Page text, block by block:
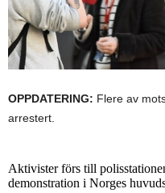
OPPDATERING: Flere av
arrestert.
Aktivister förs till
demonstration i Norges